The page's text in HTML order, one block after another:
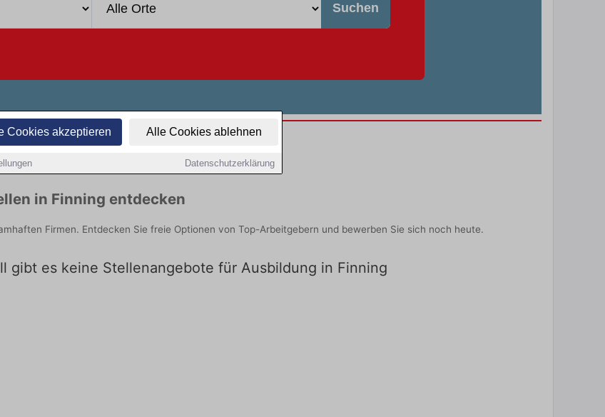
Cookies akzeptieren Alle Cookies ablehnen
Datenschutzerklärung
Suchen
in Finning entdecken
Firmen. Entdecken Sie freie Optionen von Top-Arbeitgebern und bewerben Sie sich noch heute.
gibt es keine Stellenangebote für Ausbildung in Finning